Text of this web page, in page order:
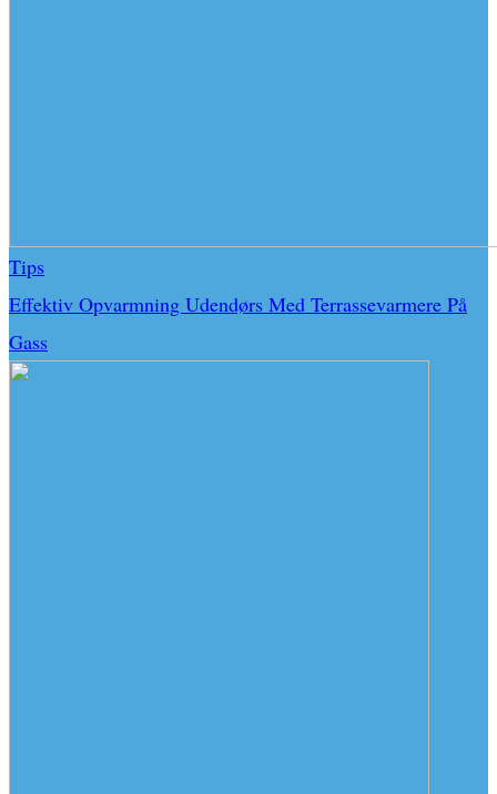
Tips
Effektiv Opvarmning Udendørs Med Terrassevarmere På
Gass